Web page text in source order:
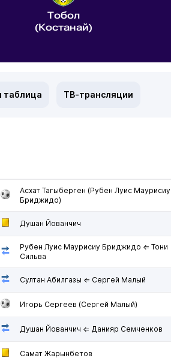
Тобол
(Костанай)
таблица ТВ-трансляции
Асхат Тагыберген (Рубен Луис Маурисиу
Бриджидо)
Душан Йованчич
Рубен Луис Маурисиу Бриджидо ⇐ Тони
Сильва
Султан Абилгазы ⇐ Сергей Малый
Игорь Сергеев (Сергей Малый)
Душан Йованчич ⇐ Данияр Семченков
Самат Жарынбетов